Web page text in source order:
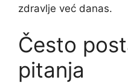
zdravlje već danas.
Često
pitanja